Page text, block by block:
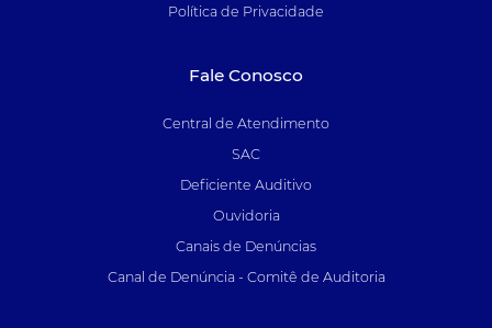
Política de Privacidade
Fale Conosco
Central de Atendimento
SAC
Deficiente Auditivo
Ouvidoria
Canais de Denúncias
Canal de Denúncia - Comitê de Auditoria